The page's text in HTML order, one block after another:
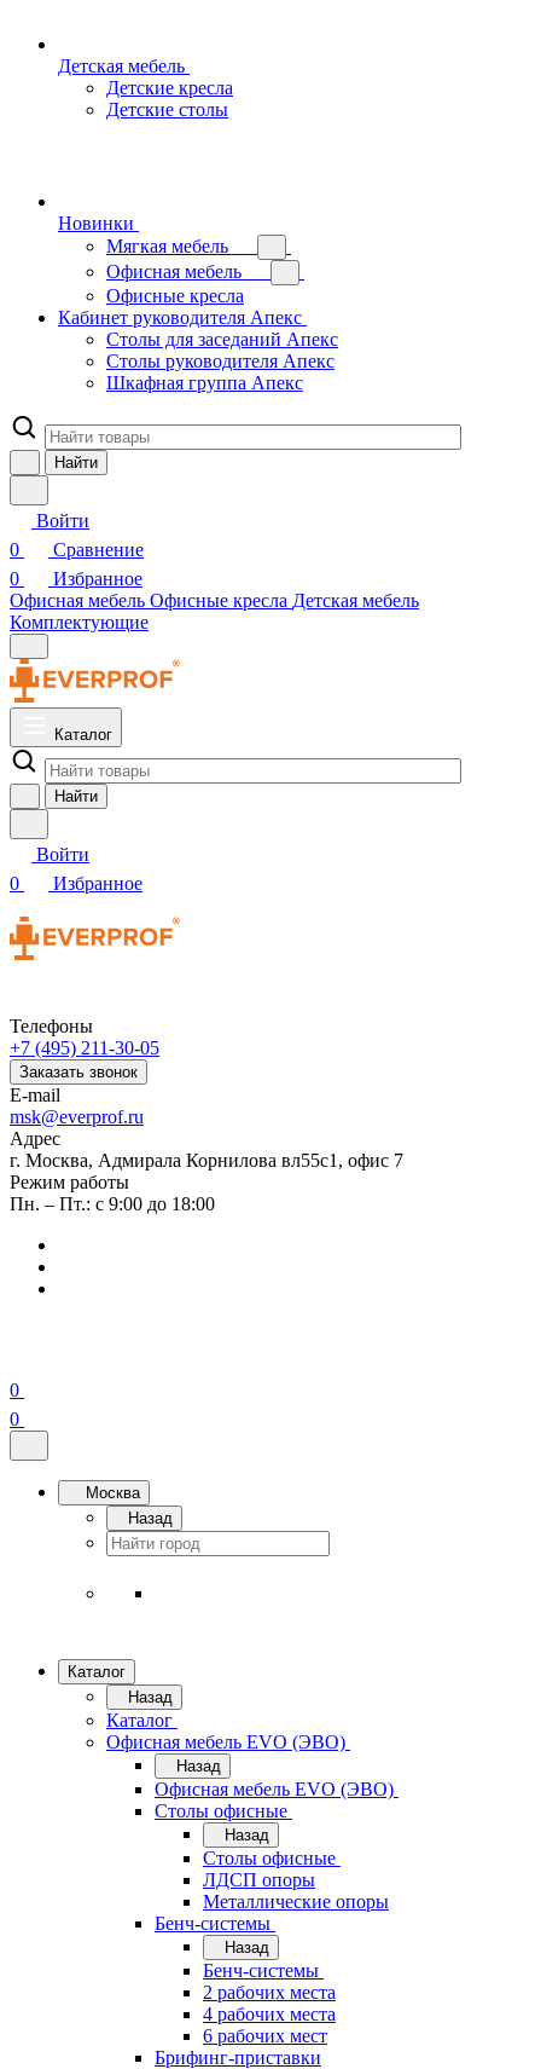
Детская мебель
Детские кресла
Детские столы
Новинки
Мягкая мебель
Офисная мебель
Офисные кресла
Кабинет руководителя Апекс
Столы для заседаний Апекс
Столы руководителя Апекс
Шкафная группа Апекс
Найти
Войти
0
Сравнение
0
Избранное
Офисная мебель Офисные кресла Детская мебель
Комплектующие
Каталог
Найти
Войти
0
Избранное
Телефоны
+7 (495) 211-30-05
Заказать звонок
E-mail
msk@everprof.ru
Адрес
г. Москва, Адмирала Корнилова вл55с1, офис 7
Режим работы
Пн. – Пт.: с 9:00 до 18:00
0
0
Москва
Назад
Каталог
Назад
Каталог
Офисная мебель EVO (ЭВО)
Назад
Офисная мебель EVO (ЭВО)
Cтолы офисные
Назад
Cтолы офисные
ЛДСП опоры
Металлические опоры
Бенч-системы
Назад
Бенч-системы
2 рабочих места
4 рабочих места
6 рабочих мест
Брифинг-приставки